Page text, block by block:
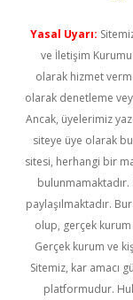
Yasal Uyarı:
ve İletişim Kurumu
olarak hizmet
olarak denetleme
Ancak, üyelerimiz
siteye üye olarak
sitesi, herhangi bir
bulunmamaktadır.
paylaşılmaktadır.
olup, gerçek kurum
Gerçek kurum ve
Sitemiz, kar amacı
platformudur.